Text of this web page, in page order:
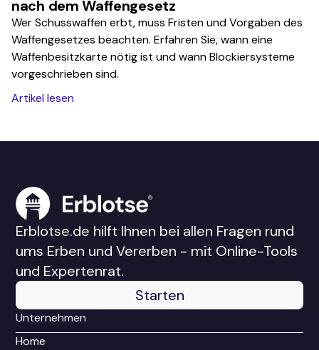
nach dem Waffengesetz
Wer Schusswaffen erbt, muss Fristen und Vorgaben des
Waffengesetzes beachten. Erfahren Sie, wann eine
Waffenbesitzkarte nötig ist und wann Blockiersysteme
vorgeschrieben sind.
Artikel lesen
Erblotse.de hilft Ihnen bei allen Fragen rund
ums Erben und Vererben - mit Online-Tools
und Expertenrat.
Starten
Unternehmen
Home